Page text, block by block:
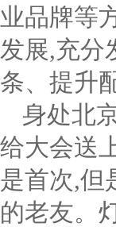
业品牌等
发展,充分
条、提升
身处北
给大会送
是首次,但
的老友。